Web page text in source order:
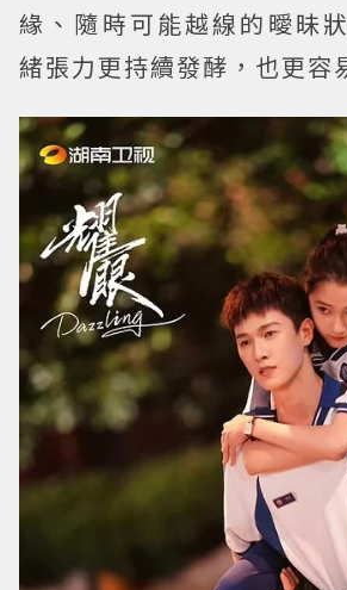
緣、隨時可能越線的曖昧
緒張力更持續發酵，也更容